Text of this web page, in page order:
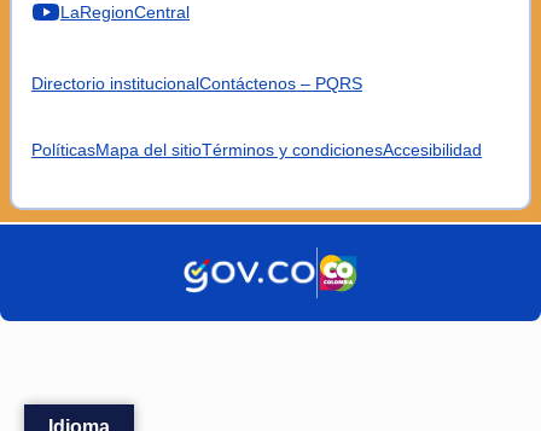
LaRegionCentral
Directorio institucionalContáctenos – PQRS
PolíticasMapa del sitioTérminos y condicionesAccesibilidad
Idioma